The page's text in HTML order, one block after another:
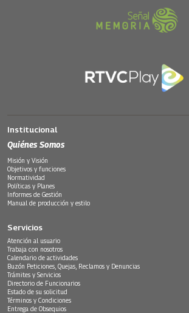
Institucional
Quiénes Somos
Misión y Visión
Objetivos y funciones
Normatividad
Políticas y Planes
Informes de Gestión
Manual de producción y estilo
Servicios
Atención al usuario
Trabaja con nosotros
Calendario de actividades
Buzón Peticiones, Quejas, Reclamos y Denuncias
Trámites y Servicios
Directorio de Funcionarios
Estado de su solicitud
Términos y Condiciones
Entrega de Obsequios